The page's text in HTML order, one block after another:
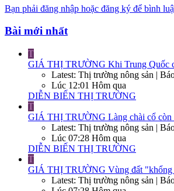
Bạn phải đăng nhập hoặc đăng ký để bình
Bài mới nhất
T
GIÁ THỊ TRƯỜNG Khi Trung Quốc
Latest: Thị trường nông sản |
Lúc 12:01 Hôm qua
DIỄN BIẾN THỊ TRƯỜNG
T
GIÁ THỊ TRƯỜNG Làng chài cổ
Latest: Thị trường nông sản |
Lúc 07:28 Hôm qua
DIỄN BIẾN THỊ TRƯỜNG
T
GIÁ THỊ TRƯỜNG Vùng đất
Latest: Thị trường nông sản |